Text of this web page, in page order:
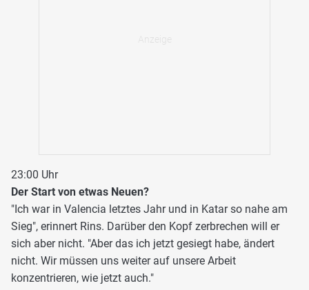
23:00 Uhr
Der Start von etwas Neuen?
"Ich war in Valencia letztes Jahr und in Katar so nahe am
Sieg", erinnert Rins. Darüber den Kopf zerbrechen will er
sich aber nicht. "Aber das ich jetzt gesiegt habe, ändert
nicht. Wir müssen uns weiter auf unsere Arbeit
konzentrieren, wie jetzt auch."